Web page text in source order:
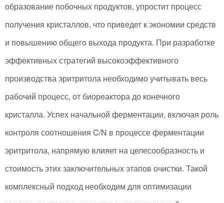
образование побочных продуктов, упростит процесс
получения кристаллов, что приведет к экономии средств
и повышению общего выхода продукта. При разработке
эффективных стратегий высокоэффективного
производства эритритола необходимо учитывать весь
рабочий процесс, от биореактора до конечного
кристалла. Успех начальной ферментации, включая роль
контроля соотношения C/N в процессе ферментации
эритритола, напрямую влияет на целесообразность и
стоимость этих заключительных этапов очистки. Такой
комплексный подход необходим для оптимизации